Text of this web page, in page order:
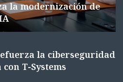
la modernización de
la ciberseguridad
T-Systems